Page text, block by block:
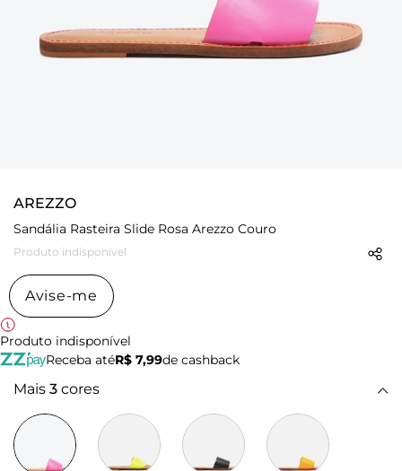
AREZZO
Sandália Rasteira Slide Rosa Arezzo Couro
Produto indisponível
Avise-me
Produto indisponível
Receba atéR$ 7,99de cashback
Mais 3 cores